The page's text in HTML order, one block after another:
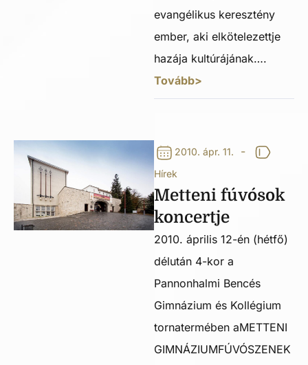
evangélikus keresztény
ember, aki elkötelezettje
hazája kultúrájának….
Tovább>
2010. ápr. 11. -
Hírek
Metteni fúvósok
koncertje
2010. április 12-én (hétfő)
délután 4-kor a
Pannonhalmi Bencés
Gimnázium és Kollégium
tornatermében aMETTENI
GIMNÁZIUMFÚVÓSZENEK